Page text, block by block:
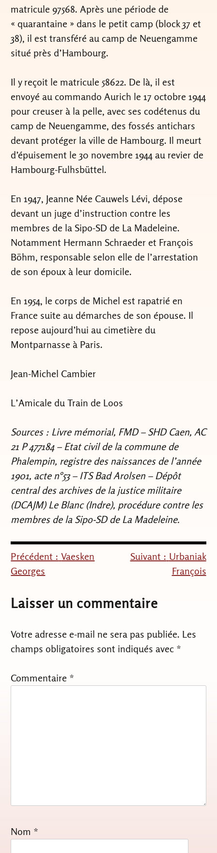
matricule 97568. Après une période de
« quarantaine » dans le petit camp (block 37 et
38), il est transféré au camp de Neuengamme
situé près d’Hambourg.
Il y reçoit le matricule 58622. De là, il est
envoyé au commando Aurich le 17 octobre 1944
pour creuser à la pelle, avec ses codétenus du
camp de Neuengamme, des fossés antichars
devant protéger la ville de Hambourg. Il meurt
d’épuisement le 30 novembre 1944 au revier de
Hambourg-Fulhsbüttel.
En 1947, Jeanne Née Cauwels Lévi, dépose
devant un juge d’instruction contre les
membres de la Sipo-SD de La Madeleine.
Notamment Hermann Schraeder et François
Böhm, responsable selon elle de l’arrestation
de son époux à leur domicile.
En 1954, le corps de Michel est rapatrié en
France suite au démarches de son épouse. Il
repose aujourd’hui au cimetière du
Montparnasse à Paris.
Jean-Michel Cambier
L’Amicale du Train de Loos
Sources : Livre mémorial, FMD – SHD Caen, AC
21 P 477184 – Etat civil de la commune de
Phalempin, registre des naissances de l’année
1901, acte n°53 – ITS Bad Arolsen – Dépôt
central des archives de la justice militaire
(DCAJM) Le Blanc (Indre), procédure contre les
membres de la Sipo-SD de La Madeleine.
Navigation
de
l’article
Précédent : Vaesken
Georges
Suivant : Urbaniak
François
Laisser un commentaire
Votre adresse e-mail ne sera pas publiée. Les
champs obligatoires sont indiqués avec *
Commentaire *
Nom *